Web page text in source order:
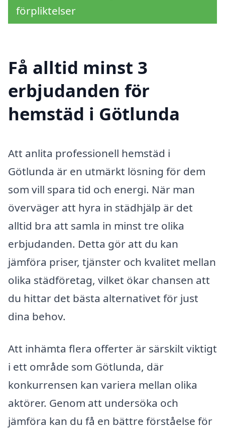
förpliktelser
Få alltid minst 3
erbjudanden för
hemstäd i Götlunda
Att anlita professionell hemstäd i
Götlunda är en utmärkt lösning för dem
som vill spara tid och energi. När man
överväger att hyra in städhjälp är det
alltid bra att samla in minst tre olika
erbjudanden. Detta gör att du kan
jämföra priser, tjänster och kvalitet mellan
olika städföretag, vilket ökar chansen att
du hittar det bästa alternativet för just
dina behov.
Att inhämta flera offerter är särskilt viktigt
i ett område som Götlunda, där
konkurrensen kan variera mellan olika
aktörer. Genom att undersöka och
jämföra kan du få en bättre förståelse för